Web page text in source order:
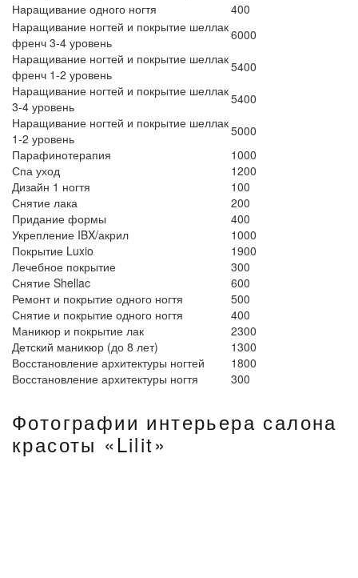
Наращивание одного ногтя
400
Наращивание ногтей и покрытие шеллак
френч 3-4 уровень
6000
Наращивание ногтей и покрытие шеллак
френч 1-2 уровень
5400
Наращивание ногтей и покрытие шеллак
3-4 уровень
5400
Наращивание ногтей и покрытие шеллак
1-2 уровень
5000
Парафинотерапия
1000
Спа уход
1200
Дизайн 1 ногтя
100
Снятие лака
200
Придание формы
400
Укрепление IBX/акрил
1000
Покрытие Luxio
1900
Лечебное покрытие
300
Снятие Shellac
600
Ремонт и покрытие одного ногтя
500
Снятие и покрытие одного ногтя
400
Маникюр и покрытие лак
2300
Детский маникюр (до 8 лет)
1300
Восстановление архитектуры ногтей
1800
Восстановление архитектуры ногтя
300
Фотографии интерьера салона
красоты «Lilit»